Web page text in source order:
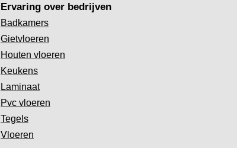
Ervaring over bedrijven
Badkamers
Gietvloeren
Houten vloeren
Keukens
Laminaat
Pvc vloeren
Tegels
Vloeren